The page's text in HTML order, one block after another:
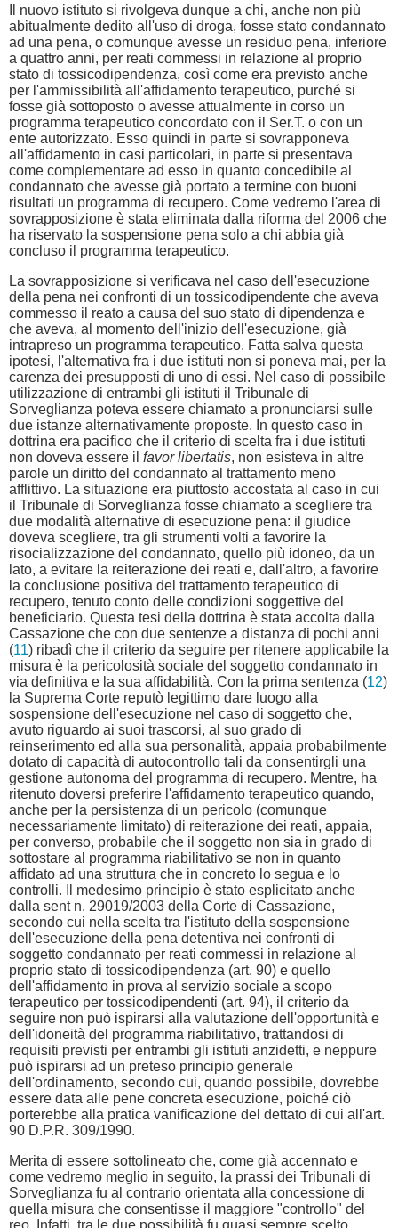
Il nuovo istituto si rivolgeva dunque a chi, anche non più
abitualmente dedito all'uso di droga, fosse stato condannato
ad una pena, o comunque avesse un residuo pena, inferiore
a quattro anni, per reati commessi in relazione al proprio
stato di tossicodipendenza, così come era previsto anche
per l'ammissibilità all'affidamento terapeutico, purché si
fosse già sottoposto o avesse attualmente in corso un
programma terapeutico concordato con il Ser.T. o con un
ente autorizzato. Esso quindi in parte si sovrapponeva
all'affidamento in casi particolari, in parte si presentava
come complementare ad esso in quanto concedibile al
condannato che avesse già portato a termine con buoni
risultati un programma di recupero. Come vedremo l'area di
sovrapposizione è stata eliminata dalla riforma del 2006 che
ha riservato la sospensione pena solo a chi abbia già
concluso il programma terapeutico.
La sovrapposizione si verificava nel caso dell'esecuzione
della pena nei confronti di un tossicodipendente che aveva
commesso il reato a causa del suo stato di dipendenza e
che aveva, al momento dell'inizio dell'esecuzione, già
intrapreso un programma terapeutico. Fatta salva questa
ipotesi, l'alternativa fra i due istituti non si poneva mai, per la
carenza dei presupposti di uno di essi. Nel caso di possibile
utilizzazione di entrambi gli istituti il Tribunale di
Sorveglianza poteva essere chiamato a pronunciarsi sulle
due istanze alternativamente proposte. In questo caso in
dottrina era pacifico che il criterio di scelta fra i due istituti
non doveva essere il favor libertatis, non esisteva in altre
parole un diritto del condannato al trattamento meno
afflittivo. La situazione era piuttosto accostata al caso in cui
il Tribunale di Sorveglianza fosse chiamato a scegliere tra
due modalità alternative di esecuzione pena: il giudice
doveva scegliere, tra gli strumenti volti a favorire la
risocializzazione del condannato, quello più idoneo, da un
lato, a evitare la reiterazione dei reati e, dall'altro, a favorire
la conclusione positiva del trattamento terapeutico di
recupero, tenuto conto delle condizioni soggettive del
beneficiario. Questa tesi della dottrina è stata accolta dalla
Cassazione che con due sentenze a distanza di pochi anni
(11) ribadì che il criterio da seguire per ritenere applicabile la
misura è la pericolosità sociale del soggetto condannato in
via definitiva e la sua affidabilità. Con la prima sentenza (12)
la Suprema Corte reputò legittimo dare luogo alla
sospensione dell'esecuzione nel caso di soggetto che,
avuto riguardo ai suoi trascorsi, al suo grado di
reinserimento ed alla sua personalità, appaia probabilmente
dotato di capacità di autocontrollo tali da consentirgli una
gestione autonoma del programma di recupero. Mentre, ha
ritenuto doversi preferire l'affidamento terapeutico quando,
anche per la persistenza di un pericolo (comunque
necessariamente limitato) di reiterazione dei reati, appaia,
per converso, probabile che il soggetto non sia in grado di
sottostare al programma riabilitativo se non in quanto
affidato ad una struttura che in concreto lo segua e lo
controlli. Il medesimo principio è stato esplicitato anche
dalla sent n. 29019/2003 della Corte di Cassazione,
secondo cui nella scelta tra l'istituto della sospensione
dell'esecuzione della pena detentiva nei confronti di
soggetto condannato per reati commessi in relazione al
proprio stato di tossicodipendenza (art. 90) e quello
dell'affidamento in prova al servizio sociale a scopo
terapeutico per tossicodipendenti (art. 94), il criterio da
seguire non può ispirarsi alla valutazione dell'opportunità e
dell'idoneità del programma riabilitativo, trattandosi di
requisiti previsti per entrambi gli istituti anzidetti, e neppure
può ispirarsi ad un preteso principio generale
dell'ordinamento, secondo cui, quando possibile, dovrebbe
essere data alle pene concreta esecuzione, poiché ciò
porterebbe alla pratica vanificazione del dettato di cui all'art.
90 D.P.R. 309/1990.
Merita di essere sottolineato che, come già accennato e
come vedremo meglio in seguito, la prassi dei Tribunali di
Sorveglianza fu al contrario orientata alla concessione di
quella misura che consentisse il maggiore "controllo" del